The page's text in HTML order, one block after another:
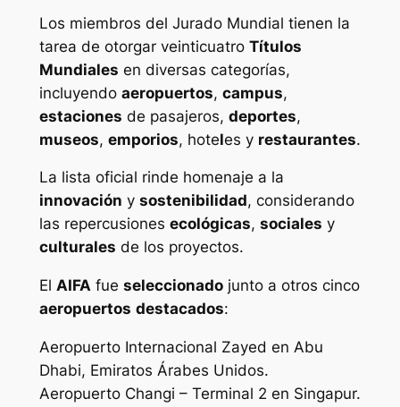
Los miembros del Jurado Mundial tienen la
tarea de otorgar veinticuatro Títulos
Mundiales en diversas categorías,
incluyendo aeropuertos, campus,
estaciones de pasajeros, deportes,
museos, emporios, hoteles y restaurantes.
La lista oficial rinde homenaje a la
innovación y sostenibilidad, considerando
las repercusiones ecológicas, sociales y
culturales de los proyectos.
El AIFAfue seleccionadojunto a otros cinco
aeropuertos destacados:
Aeropuerto Internacional Zayed en Abu
Dhabi, Emiratos Árabes Unidos.
Aeropuerto Changi – Terminal 2 en Singapur.